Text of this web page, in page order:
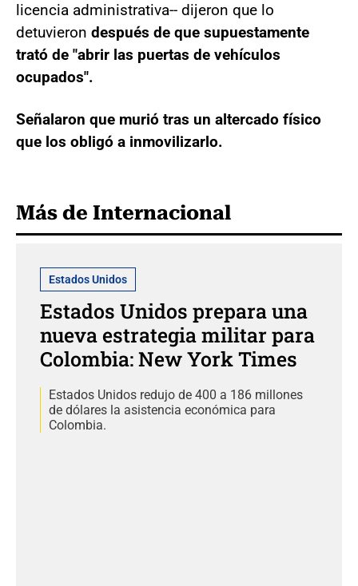
licencia administrativa-- dijeron que lo
detuvieron después de que supuestamente
trató de "abrir las puertas de vehículos
ocupados".
Señalaron que murió tras un altercado físico
que los obligó a inmovilizarlo.
Más de Internacional
Estados Unidos
Estados Unidos prepara una
nueva estrategia militar para
Colombia: New York Times
Estados Unidos redujo de 400 a 186 millones
de dólares la asistencia económica para
Colombia.